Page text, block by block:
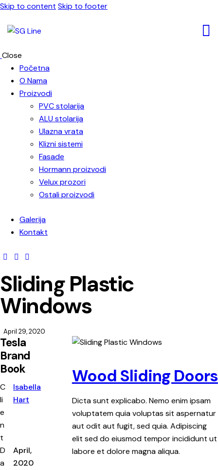
Skip to content Skip to footer
Close
Početna
O Nama
Proizvodi
PVC stolarija
ALU stolarija
Ulazna vrata
Klizni sistemi
Fasade
Hormann proizvodi
Velux prozori
Ostali proizvodi
Galerija
Kontakt
Sliding Plastic
Windows
April 29, 2020
Tesla
Brand
Book
C
li
e
n
t
Isabella
Hart
D
a
April,
2020
Wood Sliding Doors
Dicta sunt explicabo. Nemo enim ipsam
voluptatem quia voluptas sit aspernatur
aut odit aut fugit, sed quia. Adipiscing
elit sed do eiusmod tempor incididunt ut
labore et dolore magna aliqua.